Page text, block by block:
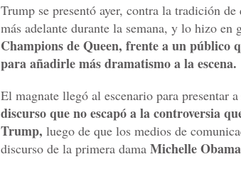
Trump se presentó ayer, contra la tradición
más adelante durante la semana, y lo hizo en
Champions de Queen, frente a un público
para añadirle más dramatismo a la escena.
El magnate llegó al escenario para presentar a
discurso que no escapó a la controversia
Trump, luego de que los medios de
discurso de la primera dama Michelle